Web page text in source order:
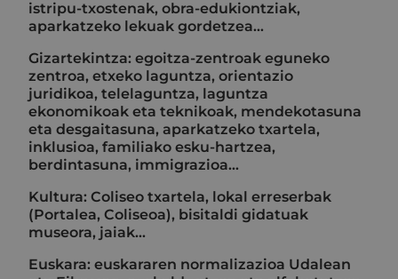
istripu-txostenak, obra-edukiontziak,
aparkatzeko lekuak gordetzea...
Gizartekintza: egoitza-zentroak eguneko
zentroa, etxeko laguntza, orientazio
juridikoa, telelaguntza, laguntza
ekonomikoak eta teknikoak, mendekotasuna
eta desgaitasuna, aparkatzeko txartela,
inklusioa, familiako esku-hartzea,
berdintasuna, immigrazioa...
Kultura: Coliseo txartela, lokal erreserbak
(Portalea, Coliseoa), bisitaldi gidatuak
museora, jaiak...
Euskara: euskararen normalizazioa Udalean